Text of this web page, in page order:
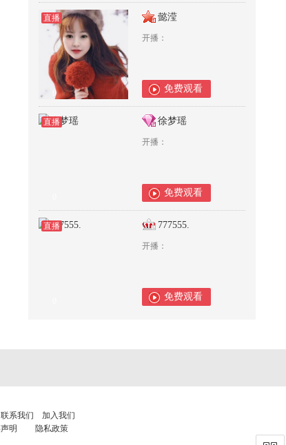
直播
0
懿滢
开播：
免费观看
直播 徐梦瑶
开播：
免费观看
直播 777555.
开播：
免费观看
联系我们
加入我们
明
隐私政策